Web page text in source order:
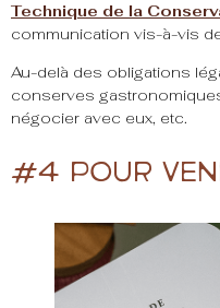
Technique de la
communication vis-à-vis
Au-delà des obligations
conserves
négocier avec eux, etc.
#4 Pour